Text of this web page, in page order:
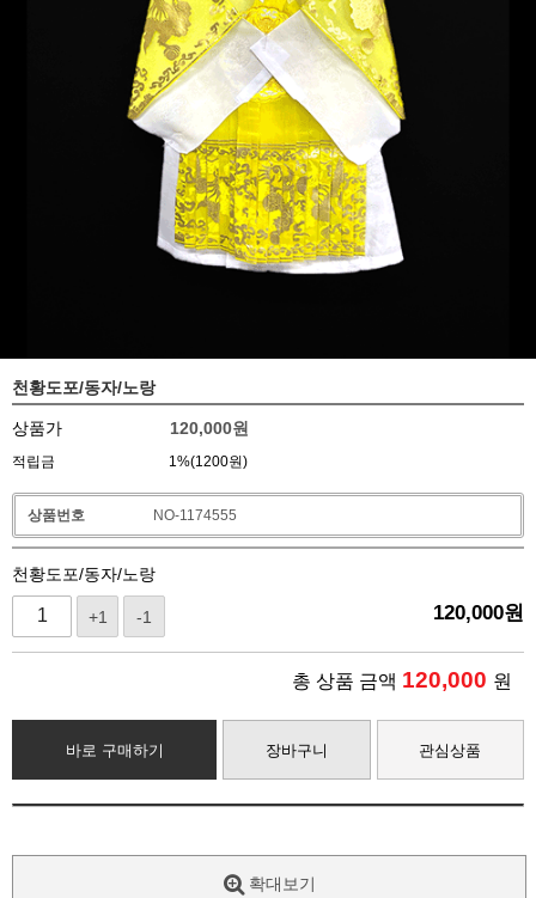
천황도포/동자/노랑
상품가 120,000원
적립금 1%(1200원)
상품번호 NO-1174555
천황도포/동자/노랑
+1 -1 120,000원
총 상품 금액 120,000 원
바로 구매하기 장바구니 관심상품
확대보기